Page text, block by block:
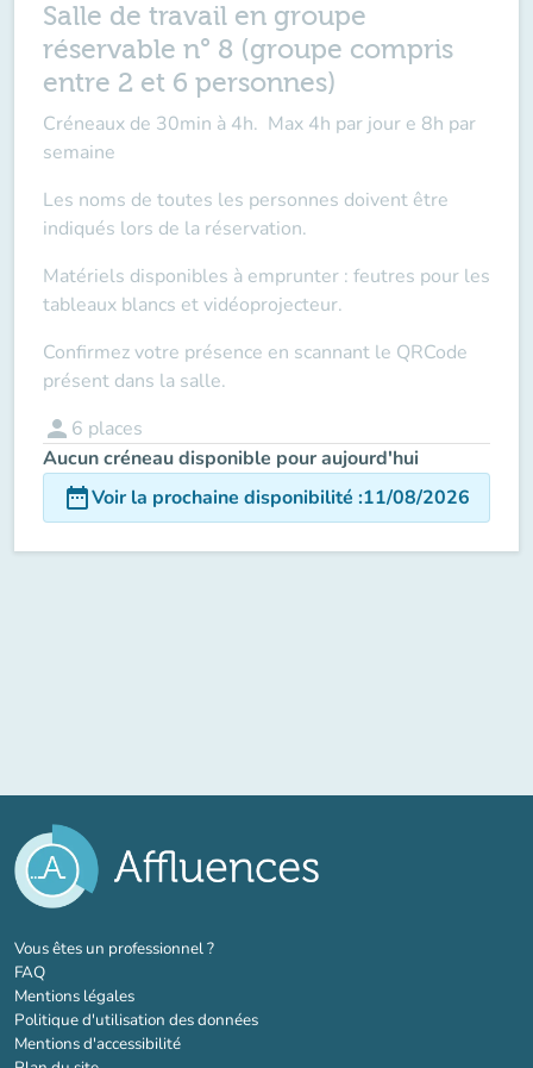
Salle de travail en groupe
réservable n° 8 (groupe compris
entre 2 et 6 personnes)
Créneaux de 30min à 4h. Max 4h par jour e 8h par
semaine
Les noms de toutes les personnes doivent être
indiqués lors de la réservation.
Matériels disponibles à emprunter : feutres pour les
tableaux blancs et vidéoprojecteur.
Confirmez votre présence en scannant le QRCode
présent dans la salle.
person 6 places
Aucun créneau disponible pour aujourd'hui
date_rangeVoir la prochaine disponibilité :11/08/2026
Vous êtes un professionnel ?(nouvel onglet)
FAQ
Mentions légales
Politique d'utilisation des données
Mentions d'accessibilité